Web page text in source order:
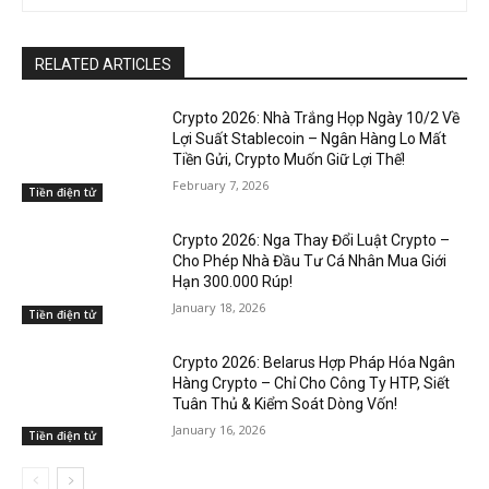
RELATED ARTICLES
Tiền điện tử
Crypto 2026: Nhà Trắng Họp Ngày 10/2 Về
Lợi Suất Stablecoin – Ngân Hàng Lo Mất
Tiền Gửi, Crypto Muốn Giữ Lợi Thế!
February 7, 2026
Tiền điện tử
Crypto 2026: Nga Thay Đổi Luật Crypto –
Cho Phép Nhà Đầu Tư Cá Nhân Mua Giới
Hạn 300.000 Rúp!
January 18, 2026
Tiền điện tử
Crypto 2026: Belarus Hợp Pháp Hóa Ngân
Hàng Crypto – Chỉ Cho Công Ty HTP, Siết
Tuân Thủ & Kiểm Soát Dòng Vốn!
January 16, 2026